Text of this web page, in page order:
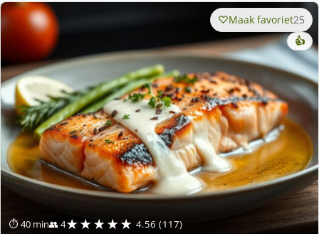
⏱ 40 min👥 4★★★★★ 4.56 (117)
Maak favoriet25
👍